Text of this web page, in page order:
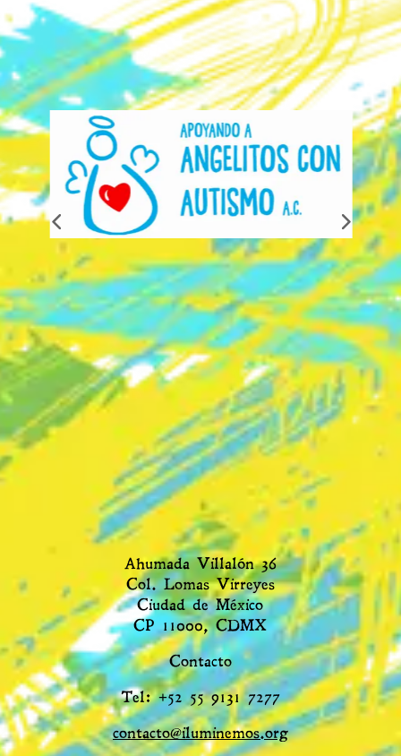
Ahumada Villalón 36
Col. Lomas Virreyes
Ciudad de México
CP 11000, CDMX
Contacto
Tel: +52 55 9131 7277
contacto@iluminemos.org